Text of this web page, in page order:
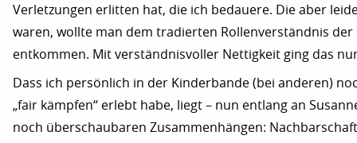
Verletzungen erlitten hat, die ich bedauere. Die aber
waren, wollte man dem tradierten Rollenverständnis der
entkommen. Mit verständnisvoller Nettigkeit ging das
Dass ich persönlich in der Kinderbande (bei anderen)
„fair kämpfen“ erlebt habe, liegt – nun entlang an
noch überschaubaren Zusammenhängen: